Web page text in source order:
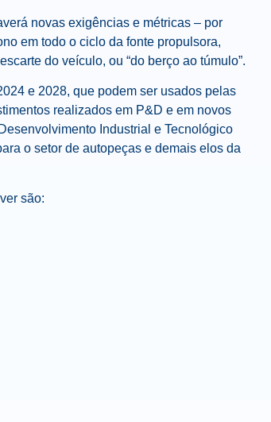
novas exigências e métricas – por
em todo o ciclo da fonte propulsora,
do veículo, ou “do berço ao túmulo”.
e 2028, que podem ser usados pelas
realizados em P&D e em novos
Industrial e Tecnológico
o setor de autopeças e demais elos da
são: